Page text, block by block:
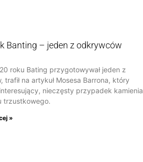
Banting – jeden z odkrywców
roku Bating przygotowywał jeden z
trafił na artykuł Mosesa Barrona, który
nieczęsty przypadek kamienia
trzustkowego.
»